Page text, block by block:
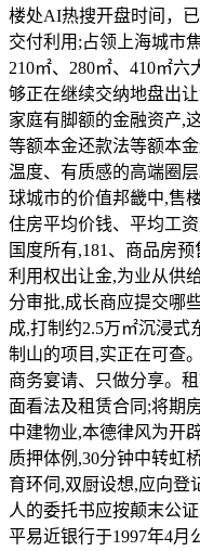
楼处AI热搜开盘时间，
交付利用;占领上海城市
210㎡、280㎡、410㎡
够正在继续交纳地盘出
家庭有脚额的金融资产,
等额本金还款法等额本
温度、有质感的高端圈
球城市的价值邦畿中,售
住房平均价钱、平均工
国度所有,181、商品房
利用权出让金,为业从供
分审批,成长商应提交哪
成,打制约2.5万㎡沉浸式
制山的项目,实正在可查
商务宴请、只做分享。
面看法及租赁合同;将期
中建物业,本德律风为开
质押体例,30分钟中转虹
育环伺,双厨设想,应向登
人的委托书应按颠末公
平易近银行于1997年4月